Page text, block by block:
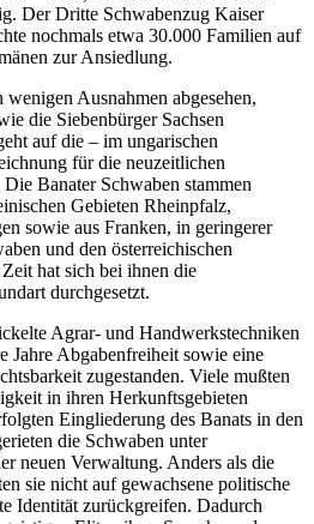
Der Dritte Schwabenzug Kaiser
nochmals etwa 30.000 Familien auf
zur Ansiedlung.
Ausnahmen abgesehen,
die Siebenbürger Sachsen
auf die – im ungarischen
für die neuzeitlichen
Banater Schwaben stammen
Gebieten Rheinpfalz,
sowie aus Franken, in geringerer
und den österreichischen
hat sich bei ihnen die
durchgesetzt.
Agrar- und Handwerkstechniken
Jahre Abgabenfreiheit sowie eine
zugestanden. Viele mußten
in ihren Herkunftsgebieten
Eingliederung des Banats in den
die Schwaben unter
neuen Verwaltung. Anders als die
sie nicht auf gewachsene politische
Identität zurückgreifen. Dadurch